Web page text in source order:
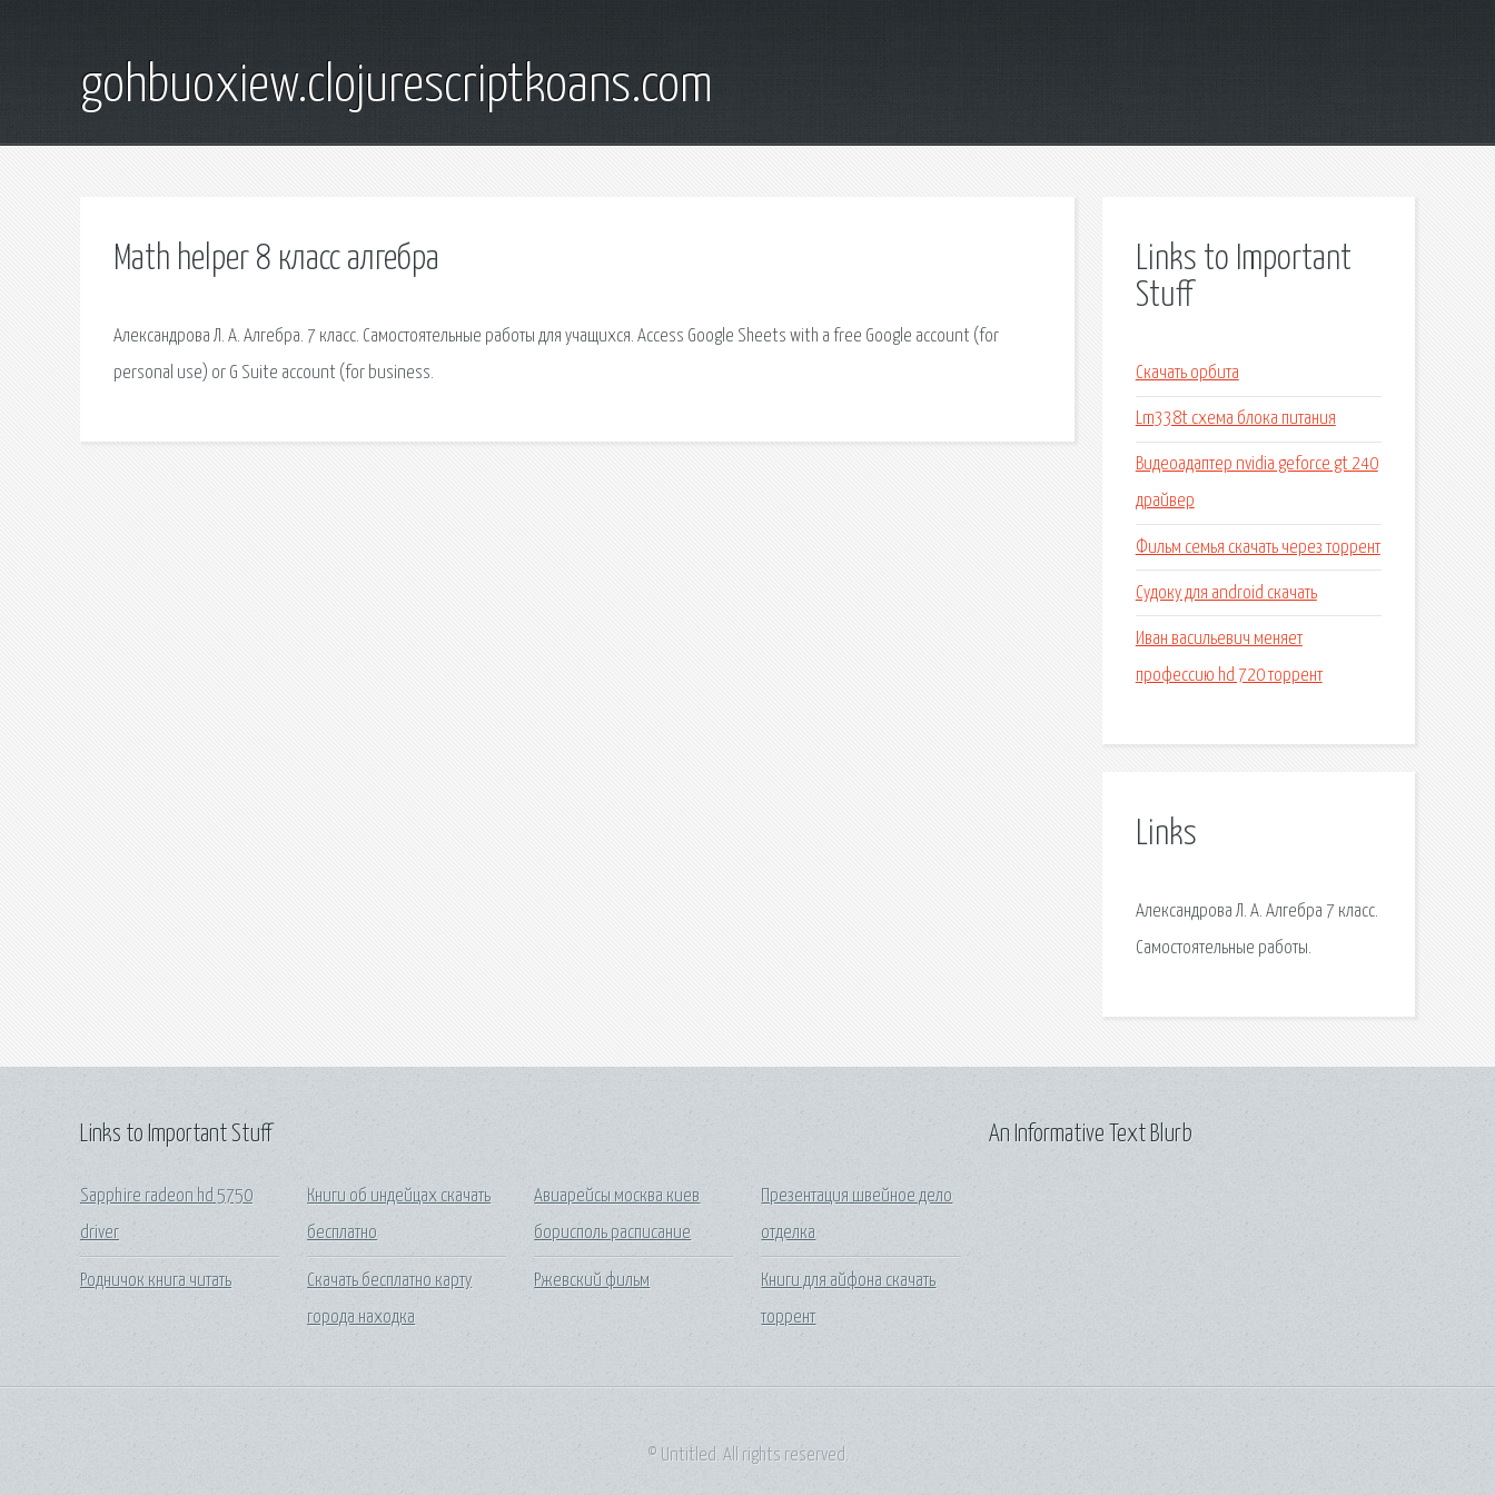
gohbuoxiew.clojurescriptkoans.com
Math helper 8 класс алгебра
Александрова Л. А. Алгебра. 7 класс. Самостоятельные работы для учащихся. Access Google Sheets with a free Google account (for
personal use) or G Suite account (for business.
Links to Important
Stuff
Скачать орбита
Lm338t схема блока питания
Видеоадаптер nvidia geforce gt 240
драйвер
Фильм семья скачать через торрент
Судоку для android скачать
Иван васильевич меняет
профессию hd 720 торрент
Links
Александрова Л. А. Алгебра 7 класс.
Самостоятельные работы.
Links to Important Stuff
Sapphire radeon hd 5750
driver
Родничок книга читать
Книги об индейцах скачать
бесплатно
Скачать бесплатно карту
города находка
Авиарейсы москва киев
борисполь расписание
Ржевский фильм
Презентация швейное дело
отделка
Книги для айфона скачать
торрент
An Informative Text Blurb
© Untitled. All rights reserved.